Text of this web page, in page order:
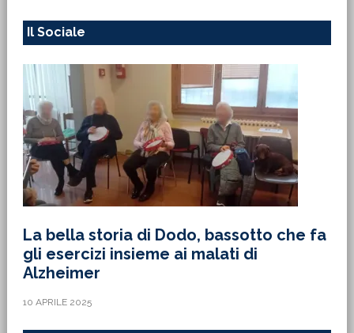
Il Sociale
La bella storia di Dodo, bassotto che fa
gli esercizi insieme ai malati di
Alzheimer
10 APRILE 2025